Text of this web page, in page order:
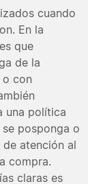
cuando
En la
que
de la
con
una política
posponga o
atención al
compra.
claras es